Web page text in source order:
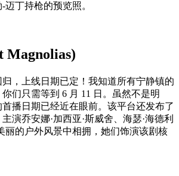
丁持枪的预览照。
Magnolias)
归，上线日期已定！我知道所有宁静镇的
们只需等到 6 月 11 日。虽然不是明
播日期已经近在眼前。该平台还发布了
演乔安娜·加西亚·斯威舍、海瑟·海德利
丽的户外风景中相拥，她们饰演该剧核